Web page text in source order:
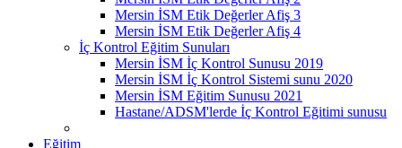
Mersin İSM Etik Değerler Afiş 3
Mersin İSM Etik Değerler Afiş 4
İç Kontrol Eğitim Sunuları
Mersin İSM İç Kontrol Sunusu 2019
Mersin İSM İç Kontrol Sistemi sunu 2020
Mersin İSM Eğitim Sunusu 2021
Hastane/ADSM'lerde İç Kontrol Eğitimi sunusu
Eğitim